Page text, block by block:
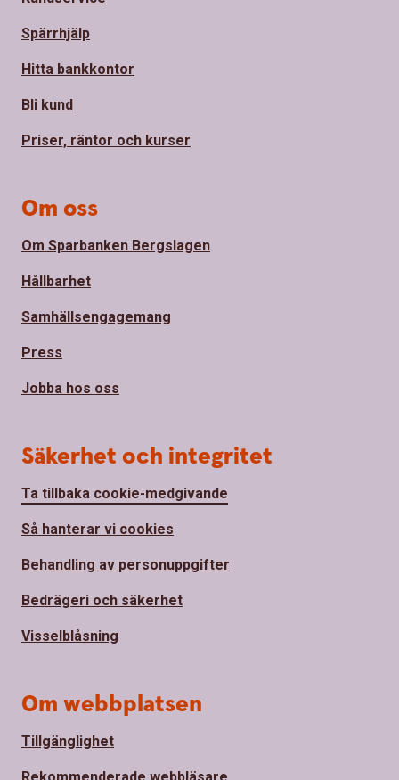
Spärrhjälp
Hitta bankkontor
Bli kund
Priser, räntor och kurser
Om oss
Om Sparbanken Bergslagen
Hållbarhet
Samhällsengagemang
Press
Jobba hos oss
Säkerhet och integritet
Ta tillbaka cookie-medgivande
Så hanterar vi cookies
Behandling av personuppgifter
Bedrägeri och säkerhet
Visselblåsning
Om webbplatsen
Tillgänglighet